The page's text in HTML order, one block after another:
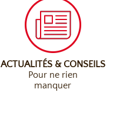
ACTUALITÉS & CONSEILS
Pour ne rien
manquer